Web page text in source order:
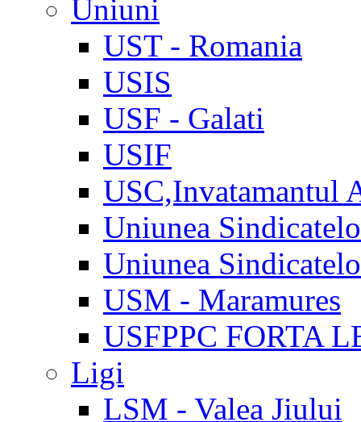
Uniuni
UST - Romania
USIS
USF - Galati
USIF
USC,Invatamantul
Uniunea
Uniunea
USM - Maramures
USFPPC FORTA
Ligi
LSM - Valea Jiului